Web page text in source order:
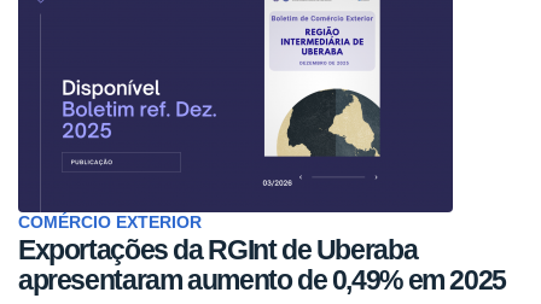
COMÉRCIO EXTERIOR
Exportações da RGInt de Uberaba
apresentaram aumento de 0,49% em 2025